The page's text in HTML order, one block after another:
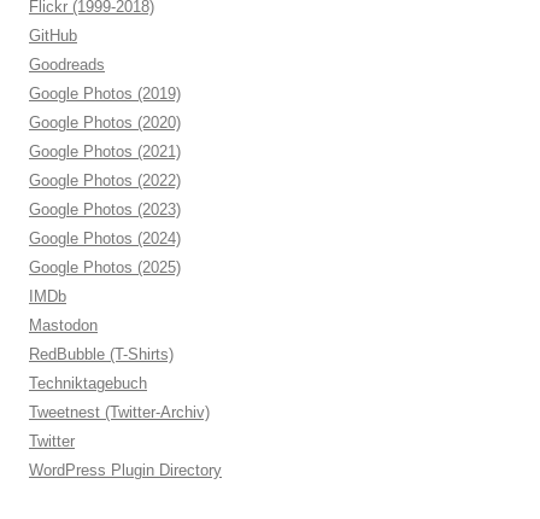
Flickr (1999-2018)
GitHub
Goodreads
Google Photos (2019)
Google Photos (2020)
Google Photos (2021)
Google Photos (2022)
Google Photos (2023)
Google Photos (2024)
Google Photos (2025)
IMDb
Mastodon
RedBubble (T-Shirts)
Techniktagebuch
Tweetnest (Twitter-Archiv)
Twitter
WordPress Plugin Directory